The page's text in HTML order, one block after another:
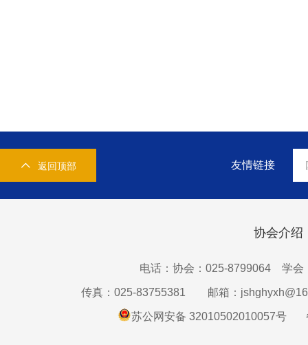
返回顶部 友情链接
协会介绍
电话：协会：025-8799064 学会
传真：025-83755381 邮箱：
苏公网安备 32010502010057号